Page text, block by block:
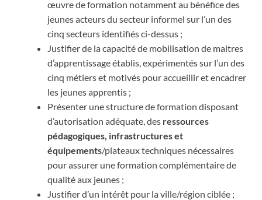
œuvre de formation notamment au bénéfice des
jeunes acteurs du secteur informel sur l’un des
cinq secteurs identifiés ci-dessus ;
Justifier de la capacité de mobilisation de maitres
d’apprentissage établis, expérimentés sur l’un des
cinq métiers et motivés pour accueillir et encadrer
les jeunes apprentis ;
Présenter une structure de formation disposant
d’autorisation adéquate, des ressources
pédagogiques, infrastructures et
équipements/plateaux techniques nécessaires
pour assurer une formation complémentaire de
qualité aux jeunes ;
Justifier d’un intérêt pour la ville/région ciblée ;